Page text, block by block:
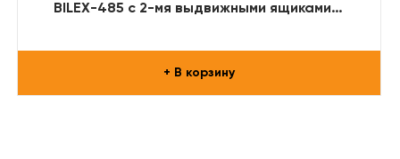
BILEX-485 с 2-мя выдвижными ящиками
+ В корзину